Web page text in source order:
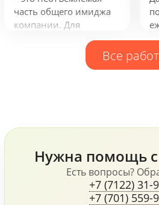
предпраздничной
городской суете
становятся еще ценнее!
часть общего имиджа
компании. Для
компании ISKER Group
Все
Нужна помощь
Есть вопросы?
+7 (7122) 31-
+7 (701) 559-